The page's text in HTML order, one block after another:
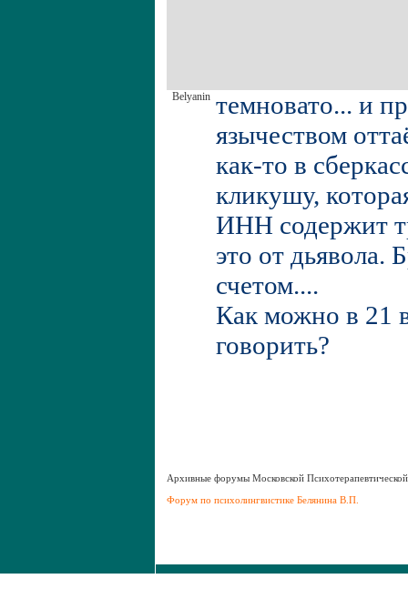
Belyanin темновато... и
язычеством
как-то в
кликушу,
ИНН содержит
это от дьявола.
счетом....
Как можно в 21
говорить?
Aрхивные форумы Московской
Форум по психолингвистике Белянина В.П.